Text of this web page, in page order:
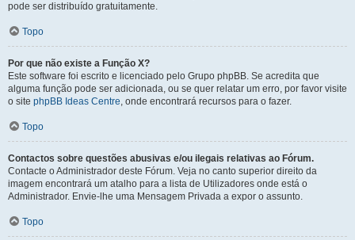
pode ser distribuído gratuitamente.
Topo
Por que não existe a Função X?
Este software foi escrito e licenciado pelo Grupo phpBB. Se acredita que
alguma função pode ser adicionada, ou se quer relatar um erro, por favor visite
o site phpBB Ideas Centre, onde encontrará recursos para o fazer.
Topo
Contactos sobre questões abusivas e/ou ilegais relativas ao Fórum.
Contacte o Administrador deste Fórum. Veja no canto superior direito da
imagem encontrará um atalho para a lista de Utilizadores onde está o
Administrador. Envie-lhe uma Mensagem Privada a expor o assunto.
Topo